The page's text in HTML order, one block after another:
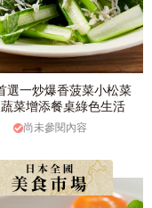
選一炒爆香菠菜小松菜
菜增添餐桌綠色生活
尚未參閱內容